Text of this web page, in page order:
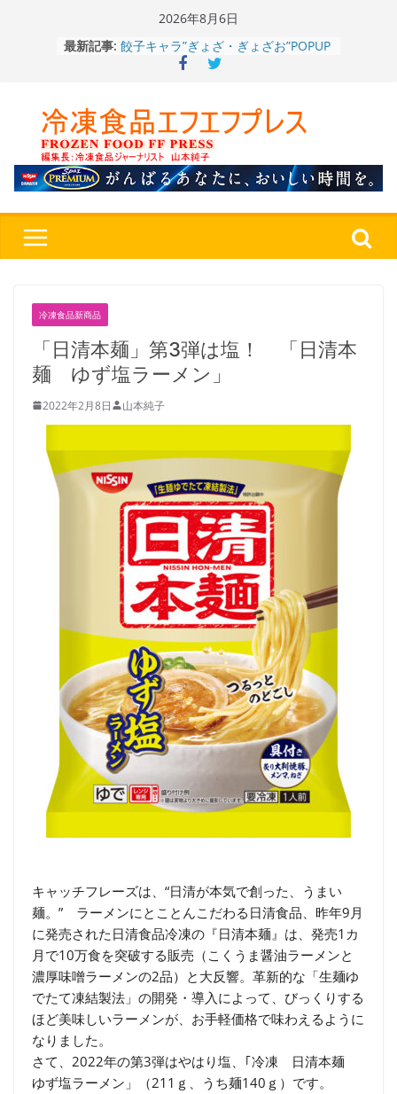
2026年8月6日
最新記事: 餃子キャラ”ぎょざ・ぎょざお”POPUP
ストアで作者にご挨拶、新作”れいと
定さわやかフレーバー「CHEESE
WONDER YELLOW」復刻発売中
今まで無かった大盛！水から簡単レン
ジ♪ふわもちめん！！「冷凍 日清の
どん兵衛 大盛 きつねうどん」
冷凍食品新商品
「日清本麺」第3弾は塩！ 「日清本
麺 ゆず塩ラーメン」
2022年2月8日 山本純子
キャッチフレーズは、“日清が本気で創った、うまい
麺。” ラーメンにとことんこだわる日清食品、昨年9月
に発売された日清食品冷凍の『日清本麺』は、発売1カ
月で10万食を突破する販売（こくうま醤油ラーメンと
濃厚味噌ラーメンの2品）と大反響。革新的な「生麺ゆ
でたて凍結製法」の開発・導入によって、びっくりする
ほど美味しいラーメンが、お手軽価格で味わえるように
なりました。
さて、2022年の第3弾はやはり塩、｢冷凍 日清本麺
ゆず塩ラーメン」（211ｇ、うち麺140ｇ）です。